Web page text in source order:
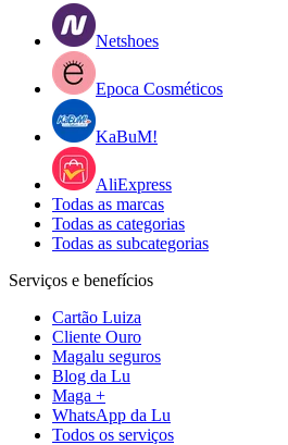
Netshoes
Epoca Cosméticos
KaBuM!
AliExpress
Todas as marcas
Todas as categorias
Todas as subcategorias
Serviços e benefícios
Cartão Luiza
Cliente Ouro
Magalu seguros
Blog da Lu
Maga +
WhatsApp da Lu
Todos os serviços